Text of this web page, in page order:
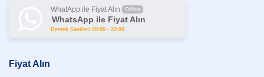
WhatApp ile Fiyat Alın Offline
WhatsApp ile Fiyat Alın
Destek Saatleri 09:00 - 22:00
Fiyat Alın